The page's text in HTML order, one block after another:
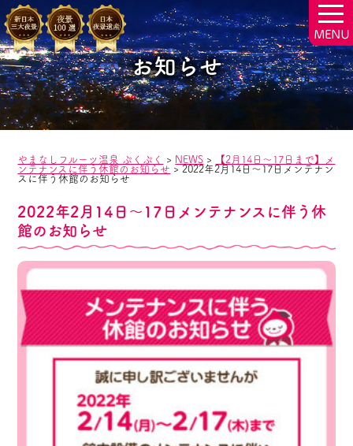
お知らせ
やまなしフルーツ温泉 ぷくぷく > NEWS >
【2月14日～17日まで】メ
ンテナンスに伴う休館のお知らせ > 2022年2月14日～17日メンテナン
スに伴う休館のお知らせ
2022年2月14日～17日メンテナンスに伴う休
館のお知らせ